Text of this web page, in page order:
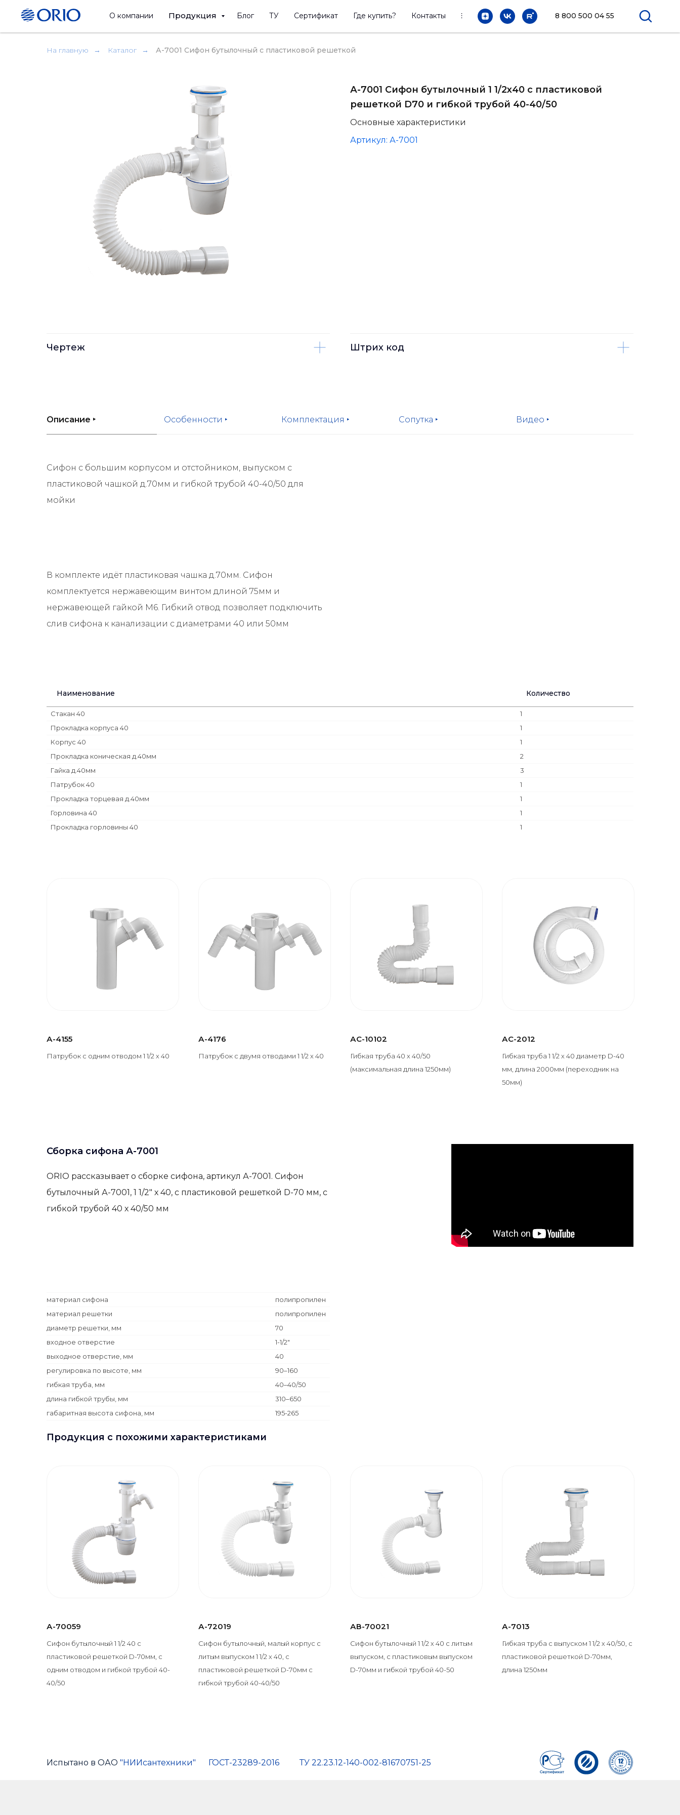
О компании Продукция Блог ТУ Сертификат Где купить? Контакты ⫶ 8 800 500 04 55
На главную → Каталог → А-7001 Сифон бутылочный с пластиковой решеткой
Основные характеристики
А-7001 Сифон бутылочный 1 1/2х40 с пластиковой
решеткой D70 и гибкой трубой 40-40/50
Артикул: А-7001
Чертеж Штрих код
Описание ‣ Особенности ‣ Комплектация ‣ Сопутка ‣ Видео ‣
Сифон с большим корпусом и отстойником, выпуском с
пластиковой чашкой д.70мм и гибкой трубой 40-40/50 для
мойки
В комплекте идёт пластиковая чашка д.70мм. Сифон
комплектуется нержавеющим винтом длиной 75мм и
нержавеющей гайкой М6. Гибкий отвод позволяет подключить
слив сифона к канализации с диаметрами 40 или 50мм
Наименование Количество
Стакан 40
1
Прокладка корпуса 40
1
Корпус 40
1
Прокладка коническая д.40мм
2
Гайка д.40мм
3
Патрубок 40
1
Прокладка торцевая д.40мм
1
Горловина 40
1
Прокладка горловины 40
1
А-4155
Патрубок с одним отводом 1 1/2 х 40
А-4176
Патрубок с двумя отводами 1 1/2 х 40
АС-10102
Гибкая труба 40 х 40/50
(максимальная длина 1250мм)
АС-2012
Гибкая труба 1 1/2 х 40 диаметр D-40
мм, длина 2000мм (переходник на
50мм)
Сборка сифона А-7001
ORIO рассказывает о сборке сифона, артикул А-7001. Сифон
бутылочный А-7001, 1 1/2" х 40, с пластиковой решеткой D-70 мм, с
гибкой трубой 40 х 40/50 мм
материал сифона
полипропилен
материал решетки
полипропилен
диаметр решетки, мм
70
входное отверстие
1-1/2"
выходное отверстие, мм
40
регулировка по высоте, мм
90–160
гибкая труба, мм
40–40/50
длина гибкой трубы, мм
310–650
габаритная высота сифона, мм
195-265
Продукция с похожими характеристиками
А-70059
Сифон бутылочный 1 1/2 40 с
пластиковой решеткой D-70мм, с
одним отводом и гибкой трубой 40-
40/50
А-72019
Сифон бутылочный, малый корпус с
литым выпуском 1 1/2 х 40, с
пластиковой решеткой D-70мм с
гибкой трубой 40-40/50
АВ-70021
Сифон бутылочный 1 1/2 х 40 с литым
выпуском, с пластиковым выпуском
D-70мм и гибкой трубой 40-50
А-7013
Гибкая труба с выпуском 1 1/2 х 40/50, с
пластиковой решеткой D-70мм,
длина 1250мм
Испытано в ОАО "НИИсантехники" ТУ 22.23.12-140-002-81670751-25
ГОСТ-23289-2016